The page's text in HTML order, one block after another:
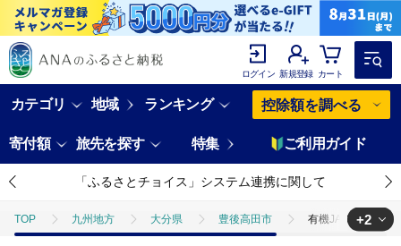
ログイン 新規登録 カート
カテゴリ 地域 ランキング 控除額を調べる
寄付額 旅先を探す 特集 ご利用ガイド
「ふるさとチョイス」システム連携に関して
TOP 九州地方 大分県 豊後高田市 有機JASさつまい
+2